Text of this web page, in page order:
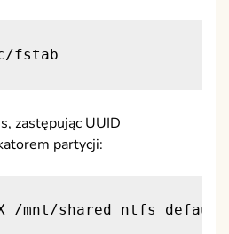
fstab
zastępując UUID
partycji:
/mnt/shared ntfs